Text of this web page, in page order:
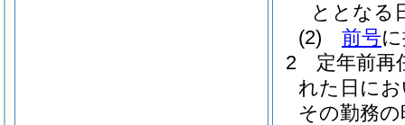
ととなる
(2)
前号
2
定年前再
れた日に
その勤務